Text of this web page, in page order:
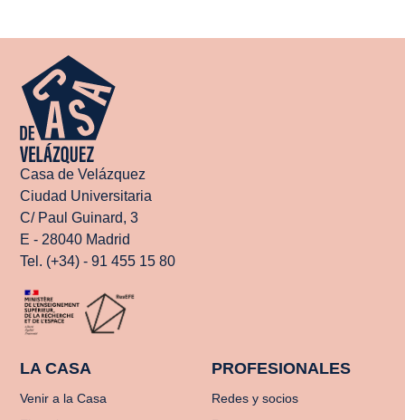
Casa de Velázquez
Ciudad Universitaria
C/ Paul Guinard, 3
E - 28040 Madrid
Tel. (+34) - 91 455 15 80
LA CASA
Venir a la Casa
PROFESIONALES
Redes y socios